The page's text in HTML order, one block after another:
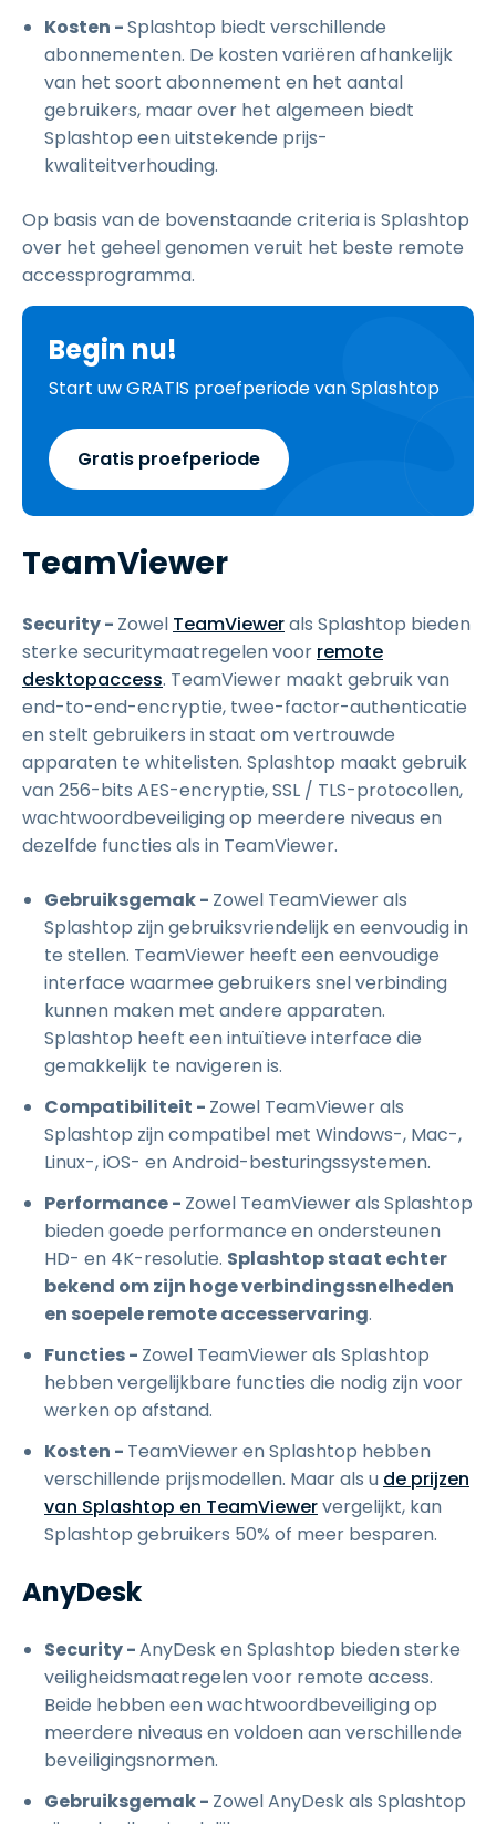
Kosten -Splashtop biedt verschillende
abonnementen. De kosten variëren afhankelijk
van het soort abonnement en het aantal
gebruikers, maar over het algemeen biedt
Splashtop een uitstekende prijs-
kwaliteitverhouding.
Op basis van de bovenstaande criteria is Splashtop
over het geheel genomen veruit het beste remote
accessprogramma.
Begin nu!
Start uw GRATIS proefperiode van Splashtop
Gratis proefperiode
TeamViewer
Security - Zowel TeamViewerals Splashtop bieden
sterke securitymaatregelen voor remote
desktopaccess. TeamViewer maakt gebruik van
end-to-end-encryptie, twee-factor-authenticatie
en stelt gebruikers in staat om vertrouwde
apparaten te whitelisten. Splashtop maakt gebruik
van 256-bits AES-encryptie, SSL / TLS-protocollen,
wachtwoordbeveiliging op meerdere niveaus en
dezelfde functies als in TeamViewer.
Gebruiksgemak - Zowel TeamViewer als
Splashtop zijn gebruiksvriendelijk en eenvoudig in
te stellen. TeamViewer heeft een eenvoudige
interface waarmee gebruikers snel verbinding
kunnen maken met andere apparaten.
Splashtop heeft een intuïtieve interface die
gemakkelijk te navigeren is.
Compatibiliteit - Zowel TeamViewer als
Splashtop zijn compatibel met Windows-, Mac-,
Linux-, iOS- en Android-besturingssystemen.
Performance - Zowel TeamViewer als Splashtop
bieden goede performance en ondersteunen
HD- en 4K-resolutie. Splashtop staat echter
bekend om zijn hoge verbindingssnelheden
en soepele remote accesservaring.
Functies - Zowel TeamViewer als Splashtop
hebben vergelijkbare functies die nodig zijn voor
werken op afstand.
Kosten - TeamViewer en Splashtop hebben
verschillende prijsmodellen. Maar als u de prijzen
van Splashtop en TeamViewervergelijkt, kan
Splashtop gebruikers 50% of meer besparen.
AnyDesk
Security -AnyDesk en Splashtop bieden sterke
veiligheidsmaatregelen voor remote access.
Beide hebben een wachtwoordbeveiliging op
meerdere niveaus en voldoen aan verschillende
beveiligingsnormen.
Gebruiksgemak - Zowel AnyDesk als Splashtop